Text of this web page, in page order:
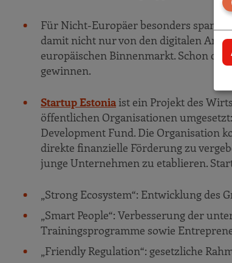
Für Nicht-Europäer besonders
damit nicht nur von den digitalen
europäischen Binnenmarkt. Schon ca.
gewinnen.
Startup Estonia ist ein Projekt des
öffentlichen Organisationen
Development Fund. Die Organisation
direkte finanzielle Förderung zu
junge Unternehmen zu etablieren.
„Strong Ecosystem“: Entwicklung des
„Smart People“: Verbesserung der
Trainingsprogramme sowie
„Friendly Regulation“: gesetzliche